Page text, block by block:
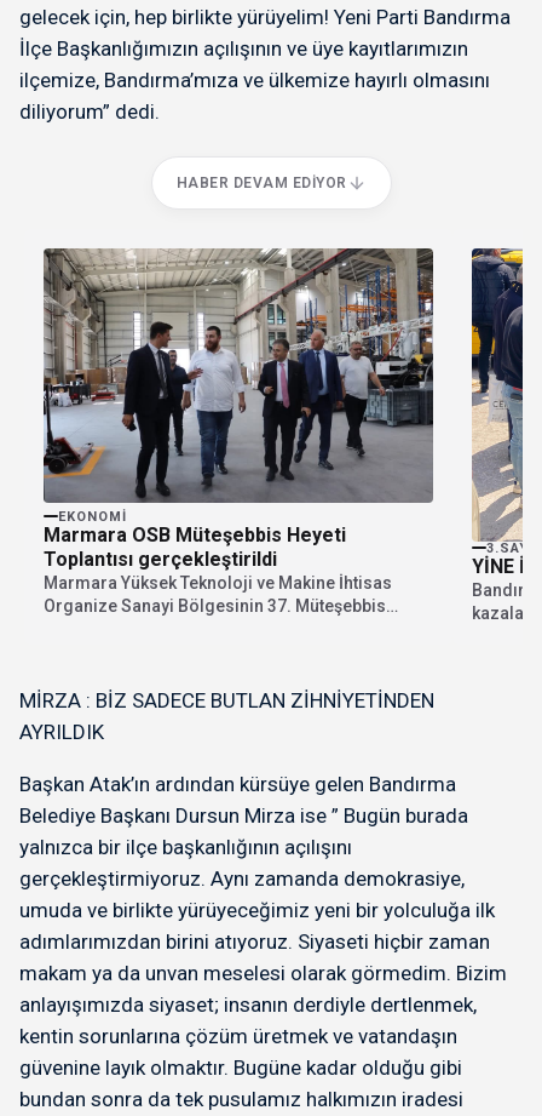
gelecek için, hep birlikte yürüyelim! Yeni Parti Bandırma
İlçe Başkanlığımızın açılışının ve üye kayıtlarımızın
ilçemize, Bandırma’mıza ve ülkemize hayırlı olmasını
diliyorum” dedi.
HABER DEVAM EDIYOR
EKONOMI
Marmara OSB Müteşebbis Heyeti
Toplantısı gerçekleştirildi
Marmara Yüksek Teknoloji ve Makine İhtisas
Organize Sanayi Bölgesinin 37. Müteşebbis
YİNE
MİRZA : BİZ SADECE BUTLAN ZİHNİYETİNDEN
AYRILDIK
Başkan Atak’ın ardından kürsüye gelen Bandırma
Belediye Başkanı Dursun Mirza ise ” Bugün burada
yalnızca bir ilçe başkanlığının açılışını
gerçekleştirmiyoruz. Aynı zamanda demokrasiye,
umuda ve birlikte yürüyeceğimiz yeni bir yolculuğa ilk
adımlarımızdan birini atıyoruz. Siyaseti hiçbir zaman
makam ya da unvan meselesi olarak görmedim. Bizim
anlayışımızda siyaset; insanın derdiyle dertlenmek,
kentin sorunlarına çözüm üretmek ve vatandaşın
güvenine layık olmaktır. Bugüne kadar olduğu gibi
bundan sonra da tek pusulamız halkımızın iradesi